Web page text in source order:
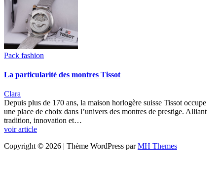
Pack fashion
La particularité des montres Tissot
Clara
Depuis plus de 170 ans, la maison horlogère suisse Tissot occupe
une place de choix dans l’univers des montres de prestige. Alliant
tradition, innovation et…
voir article
Copyright © 2026 | Thème WordPress parMH Themes